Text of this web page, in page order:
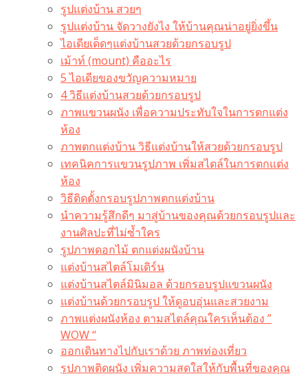
รูปแต่งบ้าน สวยๆ
รูปแต่งบ้าน จัดวางยังไง ให้บ้านคุณน่าอยู่ยิ่งขึ้น
ไอเดียเด็ดๆแต่งบ้านสวยด้วยกรอบรูป
เม้าท์ (mount) คืออะไร​
5 ไอเดียของขวัญความหมาย
4 วิธีแต่งบ้านสวยด้วยกรอบรูป
ภาพแขวนผนัง เพื่อความประทับใจในการตกแต่ง
ห้อง
ภาพตกแต่งบ้าน วิธีแต่งบ้านให้สวยด้วยกรอบรูป
เทคนิคการแขวนรูปภาพ เพิ่มสไตล์ในการตกแต่ง
ห้อง
วิธีติดตั้งกรอบรูปภาพตกแต่งบ้าน
นำความรู้สึกดีๆ มาสู่บ้านของคุณด้วยกรอบรูปและ
งานศิลปะที่ไม่ซ้ำใคร
รูปภาพดอกไม้ ตกแต่งผนังบ้าน
แต่งบ้านสไตล์โมเดิร์น
แต่งบ้านสไตล์มินิมอล ด้วยกรอบรูปแขวนผนัง
แต่งบ้านด้วยกรอบรูป ให้ดูอบอุ่นและสวยงาม
ภาพแต่งผนังห้อง ตามสไตล์คุณใครเห็นต้อง ”
WOW “
ออกเดินทางไปกับเราด้วย ภาพท่องเที่ยว
รูปภาพติดผนัง เพิ่มความสดใสให้กับพื้นที่ของคุณ